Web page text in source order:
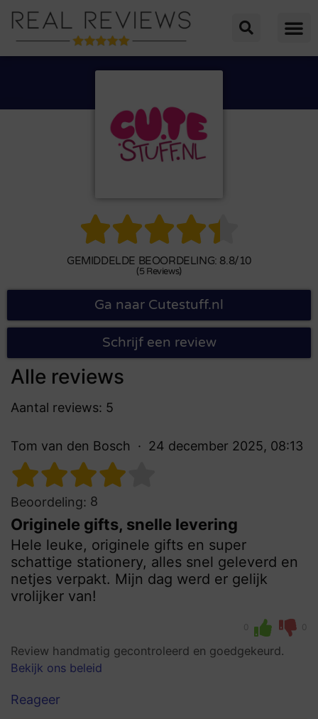

GEMIDDELDE BEOORDELING: 8.8/10
(5 Reviews)
Ga naar Cutestuff.nl
Schrijf een review
Alle reviews
Aantal reviews: 5
Tom van den Bosch 24 december 2025, 08:13
Beoordeling: 8
Originele gifts, snelle levering
Hele leuke, originele gifts en super
schattige stationery, alles snel geleverd en
netjes verpakt. Mijn dag werd er gelijk
vrolijker van!
0 0
Review handmatig gecontroleerd en goedgekeurd.
Bekijk ons beleid
Reageer